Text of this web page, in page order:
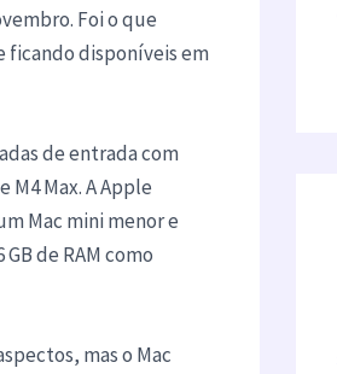
Foi o que
ficando disponíveis em
de entrada com
M4 Max. A Apple
Mac mini menor e
de RAM como
mas o Mac